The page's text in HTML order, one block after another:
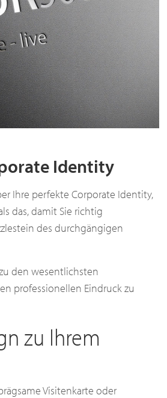
Identity
Ihre perfekte Corporate Identity,
das, damit Sie richtig
des durchgängigen
den wesentlichsten
professionellen Eindruck zu
zu Ihrem
Visitenkarte oder